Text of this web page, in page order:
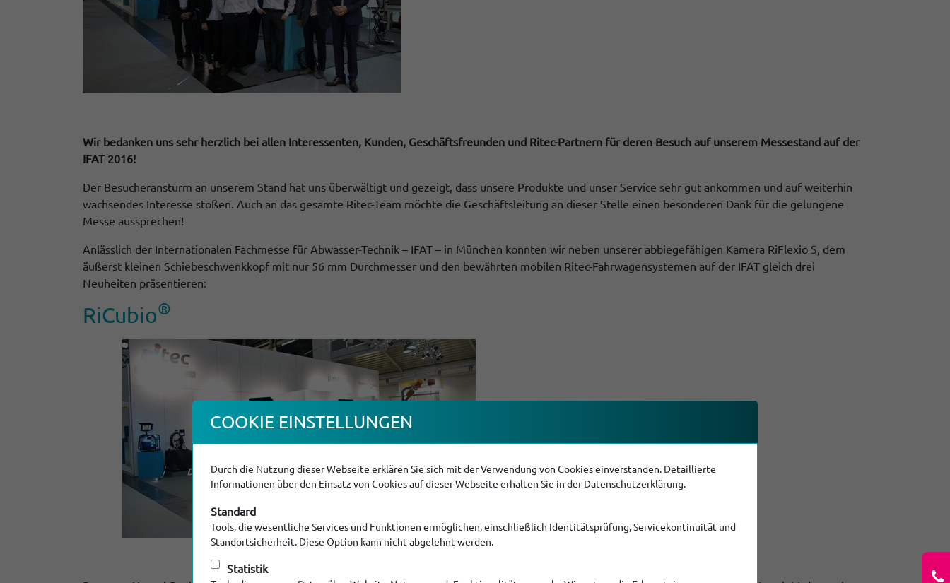
Wir bedanken uns sehr herzlich bei allen Interessenten, Kunden, Geschäftsfreunden und Ritec-Partnern für deren Besuch auf unserem Messestand auf der
IFAT 2016!
Der Besucheransturm an unserem Stand hat uns überwältigt und gezeigt, dass unsere Produkte und unser Service sehr gut ankommen und auf weiterhin
wachsendes Interesse stoßen. Auch an das gesamte Ritec-Team möchte die Geschäftsleitung an dieser Stelle einen besonderen Dank für die gelungene
Messe aussprechen!
Anlässlich der Internationalen Fachmesse für Abwasser-Technik – IFAT – in München konnten wir neben unserer abbiegefähigen Kamera RiFlexio S, dem
äußerst kleinen Schiebeschwenkkopf mit nur 56 mm Durchmesser und den bewährten mobilen Ritec-Fahrwagensystemen auf der IFAT gleich drei
Neuheiten präsentieren:
RiCubio®
COOKIE EINSTEL­LUNGEN
Durch die Nutzung dieser Webseite erklären Sie sich mit der Verwendung von Cookies einverstanden. Detaillierte
Informationen über den Einsatz von Cookies auf dieser Webseite erhalten Sie in der Datenschutzerklärung.
Standard
Tools, die wesentliche Services und Funktionen ermöglichen, einschließlich Identitätsprüfung, Servicekontinuität und
Standortsicherheit. Diese Option kann nicht abgelehnt werden.
Statistik